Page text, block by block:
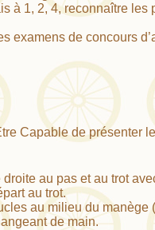
à 1, 2, 4, reconnaître
examens de concours
Capable de présenter
au pas et au trot
au trot.
au milieu du
de main.